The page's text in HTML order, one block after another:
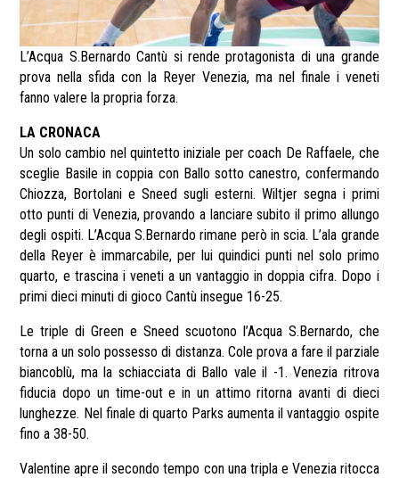
L’Acqua S.Bernardo Cantù si rende protagonista di una grande
prova nella sfida con la Reyer Venezia, ma nel finale i veneti
fanno valere la propria forza.
LA CRONACA
Un solo cambio nel quintetto iniziale per coach De Raffaele, che
sceglie Basile in coppia con Ballo sotto canestro, confermando
Chiozza, Bortolani e Sneed sugli esterni. Wiltjer segna i primi
otto punti di Venezia, provando a lanciare subito il primo allungo
degli ospiti. L’Acqua S.Bernardo rimane però in scia. L’ala grande
della Reyer è immarcabile, per lui quindici punti nel solo primo
quarto, e trascina i veneti a un vantaggio in doppia cifra. Dopo i
primi dieci minuti di gioco Cantù insegue 16-25.
Le triple di Green e Sneed scuotono l’Acqua S.Bernardo, che
torna a un solo possesso di distanza. Cole prova a fare il parziale
biancoblù, ma la schiacciata di Ballo vale il -1. Venezia ritrova
fiducia dopo un time-out e in un attimo ritorna avanti di dieci
lunghezze. Nel finale di quarto Parks aumenta il vantaggio ospite
fino a 38-50.
Valentine apre il secondo tempo con una tripla e Venezia ritocca